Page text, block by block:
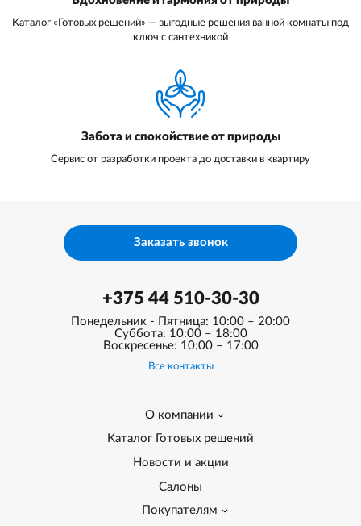
Каталог «Готовых решений» — выгодные решения ванной комнаты под
ключ с сантехникой
Забота и спокойствие от природы
Сервис от разработки проекта до доставки в квартиру
+375 44 510-30-30
Понедельник - Пятница: 10:00 – 20:00
Суббота: 10:00 – 18:00
Воскресенье: 10:00 – 17:00
Все контакты
О компании
Каталог Готовых решений
Новости и акции
Салоны
Покупателям
Заказать звонок